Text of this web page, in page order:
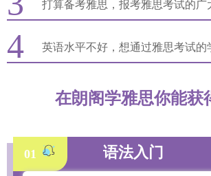
打算备考雅思，报考雅思考试的广
4 英语水平不好，想通过雅思考试的
在朗阁学雅思你能获
01 语法入门